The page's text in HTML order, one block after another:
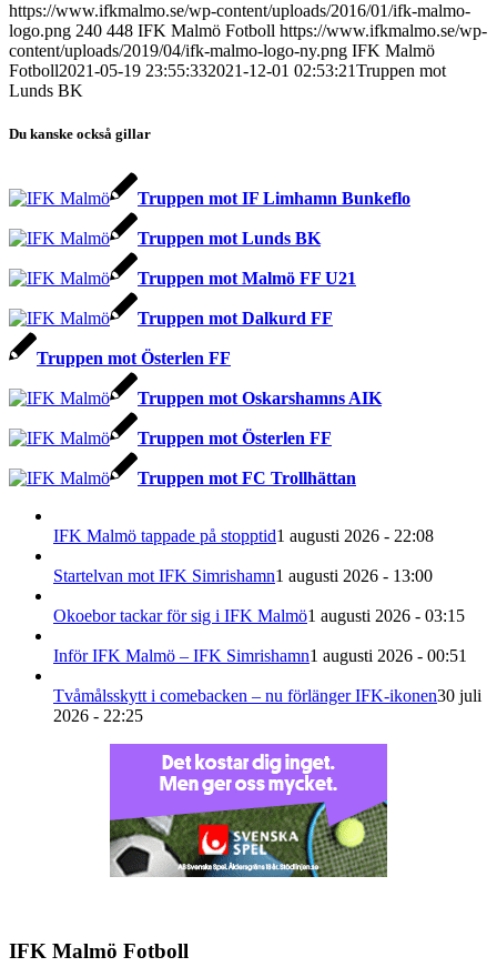
https://www.ifkmalmo.se/wp-content/uploads/2016/01/ifk-malmo-
logo.png 240 448 IFK Malmö Fotboll https://www.ifkmalmo.se/wp-
content/uploads/2019/04/ifk-malmo-logo-ny.png IFK Malmö
Fotboll2021-05-19 23:55:332021-12-01 02:53:21Truppen mot
Lunds BK
Du kanske också gillar
Truppen mot IF Limhamn Bunkeflo
Truppen mot Lunds BK
Truppen mot Malmö FF U21
Truppen mot Dalkurd FF
Truppen mot Österlen FF
Truppen mot Oskarshamns AIK
Truppen mot Österlen FF
Truppen mot FC Trollhättan
IFK Malmö tappade på stopptid1 augusti 2026 - 22:08
Startelvan mot IFK Simrishamn1 augusti 2026 - 13:00
Okoebor tackar för sig i IFK Malmö1 augusti 2026 - 03:15
Inför IFK Malmö – IFK Simrishamn1 augusti 2026 - 00:51
Tvåmålsskytt i comebacken – nu förlänger IFK-ikonen30 juli
2026 - 22:25
IFK Malmö Fotboll